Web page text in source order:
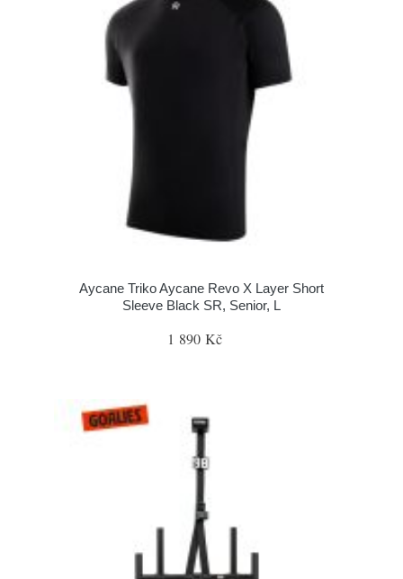
Aycane Triko Aycane Revo X Layer Short
Sleeve Black SR, Senior, L
1 890 Kč